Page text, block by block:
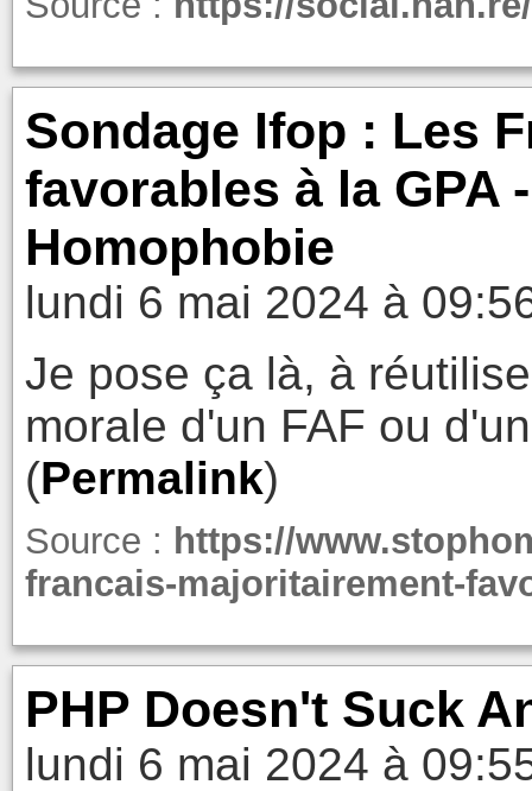
Sondage Ifop : Les
favorables à la GPA
Homophobie
lundi 6 mai 2024 à
Je pose ça là, à
morale d'un FAF ou
(Permalink)
Source : https://
francais-majoritairement-
PHP Doesn't Suck
lundi 6 mai 2024 à